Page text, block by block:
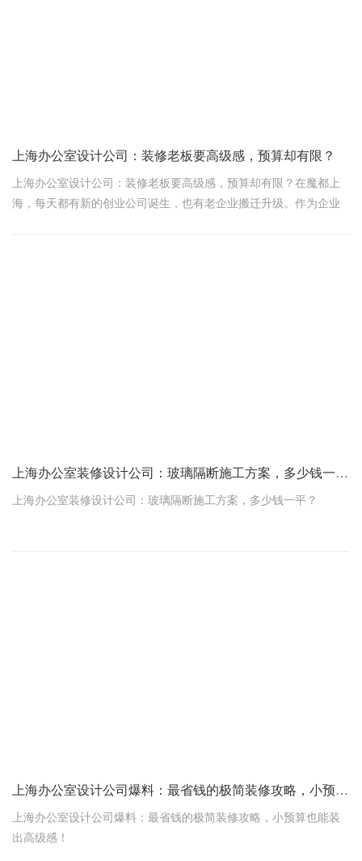
上海办公室设计公司：装修老板要高级感，预算却有限？
上海办公室设计公司：装修老板要高级感，预算却有限？在魔都上
海，每天都有新的创业公司诞生，也有老企业搬迁升级。作为企业
上海办公室装修设计公司：玻璃隔断施工方案，多少钱一平？
上海办公室装修设计公司：玻璃隔断施工方案，多少钱一平？
上海办公室设计公司爆料：最省钱的极简装修攻略，小预算也能装出高级感！
上海办公室设计公司爆料：最省钱的极简装修攻略，小预算也能装
出高级感！